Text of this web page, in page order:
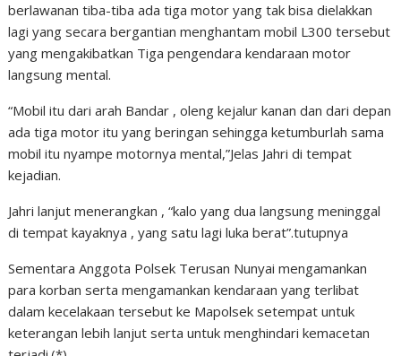
berlawanan tiba-tiba ada tiga motor yang tak bisa dielakkan
lagi yang secara bergantian menghantam mobil L300 tersebut
yang mengakibatkan Tiga pengendara kendaraan motor
langsung mental.
“Mobil itu dari arah Bandar , oleng kejalur kanan dan dari depan
ada tiga motor itu yang beringan sehingga ketumburlah sama
mobil itu nyampe motornya mental,”Jelas Jahri di tempat
kejadian.
Jahri lanjut menerangkan , “kalo yang dua langsung meninggal
di tempat kayaknya , yang satu lagi luka berat”.tutupnya
Sementara Anggota Polsek Terusan Nunyai mengamankan
para korban serta mengamankan kendaraan yang terlibat
dalam kecelakaan tersebut ke Mapolsek setempat untuk
keterangan lebih lanjut serta untuk menghindari kemacetan